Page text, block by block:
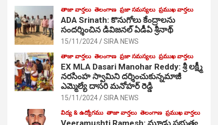
తాజా వార్తలు తెలంగాణ ప్రజా సమస్యలు ప్రముఖ వార్తలు
ADA Srinath: కొనుగోలు కేంద్రాల‌ను
సంద‌ర్శించిన డివిజనల్ ఏడీఏ శ్రీనాథ్
15/11/2024 SIRA NEWS
తాజా వార్తలు తెలంగాణ ప్రజా సమస్యలు ప్రముఖ వార్తలు
EX MLA Dasari Manohar Reddy: శ్రీ లక్ష్మీ
నరసింహ స్వామిని దర్శించుకున్నమాజీ
ఎమ్మెల్యే దాసరి మనోహర్ రెడ్డి
15/11/2024 SIRA NEWS
విద్య & ఉద్యోగము తాజా వార్తలు తెలంగాణ ప్రముఖ వార్తలు
Veeramushti Ramesh: మూడు ప్రభుత్వ